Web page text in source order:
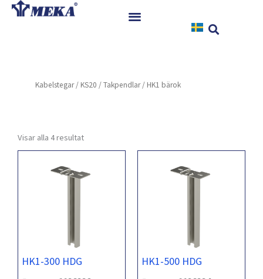
Hoppa
Referenser
Kontakt
Kabelstegar/ KS20 /Takpendlar/ HK1 bärok
Visar alla 4 resultat
HK1-300 HDG HK1-500 HDG